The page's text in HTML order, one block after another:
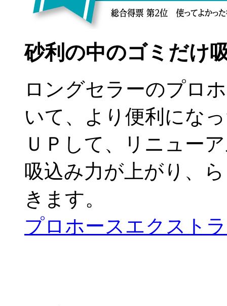
砂利の中のゴミだけ
ロングセラーのプロ
いて、より便利にな
ＵＰして、リニュー
吸込み力が上がり、
きます。
プロホースエクスト